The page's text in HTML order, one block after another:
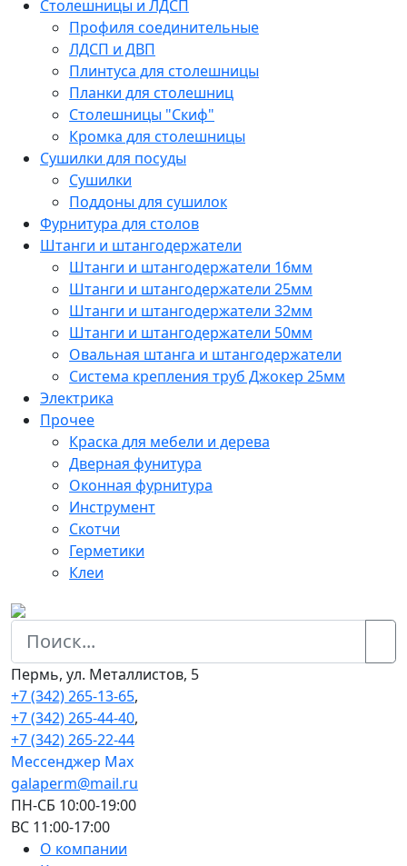
Столешницы и ЛДСП
Профиля соединительные
ЛДСП и ДВП
Плинтуса для столешницы
Планки для столешниц
Столешницы "Скиф"
Кромка для столешницы
Сушилки для посуды
Сушилки
Поддоны для сушилок
Фурнитура для столов
Штанги и штангодержатели
Штанги и штангодержатели 16мм
Штанги и штангодержатели 25мм
Штанги и штангодержатели 32мм
Штанги и штангодержатели 50мм
Овальная штанга и штангодержатели
Система крепления труб Джокер 25мм
Электрика
Прочее
Краска для мебели и дерева
Дверная фунитура
Оконная фурнитура
Инструмент
Скотчи
Герметики
Клеи
Пермь, ул. Металлистов, 5
+7 (342) 265-13-65,
+7 (342) 265-44-40,
+7 (342) 265-22-44
Мессенджер Мах
galaperm@mail.ru
ПН-СБ 10:00-19:00
ВС 11:00-17:00
О компании